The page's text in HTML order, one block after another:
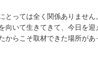
とっては全く関係ありません。
向いて生きてきて、今日を迎
からこそ取材できた場所が